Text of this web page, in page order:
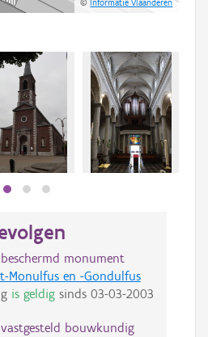
©Informatie Vlaanderen
beschermd monument
Monulfus en -Gondulfus
is geldigsinds 03-03-2003
vastgesteld bouwkundig